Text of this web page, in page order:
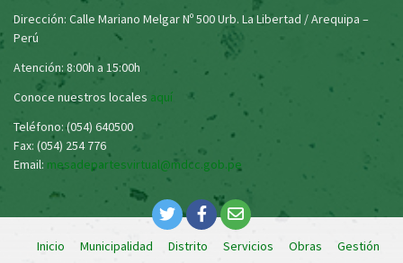
Dirección: Calle Mariano Melgar Nº 500 Urb. La Libertad / Arequipa –
Perú
Atención: 8:00h a 15:00h
Conoce nuestros locales aquí
Teléfono: (054) 640500
Fax: (054) 254 776
Email: mesadepartesvirtual@mdcc.gob.pe
Inicio Municipalidad Distrito Servicios Obras Gestión